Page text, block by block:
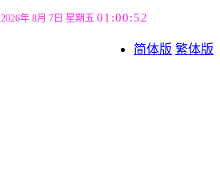
2026年 8月 7日 星期五 01:00:53
简体版 繁体版